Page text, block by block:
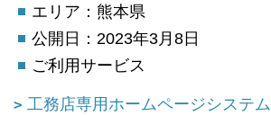
エリア：熊本県
公開日：2023年3月8日
ご利用サービス
工務店専用ホームページシステム